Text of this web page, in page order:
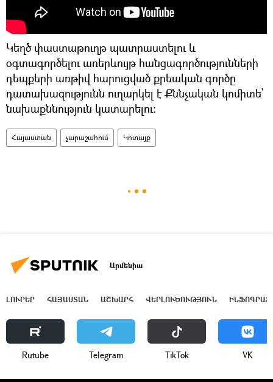
Կեղծ փաստաթուղթ պատրաստելու և
օգտագործելու առերևույթ հանցագործությունների
դեպքերի առթիվ հարուցված քրեական գործը
դատախազությունն ուղարկել է Քննչական կոմիտե՝
նախաքննություն կատարելու։
Հայաստան չարաշահում Կոտայք
Արմենիա
ԼՈՒՐԵՐ ՀԱՅԱՍՏԱՆ ԱՇԽԱՐՀ ՎԵՐԼՈՒԾՈՒԹՅՈՒՆ
Rutube Telegram ТikТоk VK